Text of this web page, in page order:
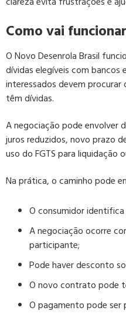
Como vai
O Novo Desenrola Brasil
dívidas elegíveis com
interessados devem
têm dívidas.
A negociação pode envolver
juros reduzidos, novo prazo
uso do FGTS para liquidação
Na prática, o caminho pode
O consumidor identifica
A negociação ocorre
participante;
Pode haver desconto
O novo contrato pode
O pagamento pode ser